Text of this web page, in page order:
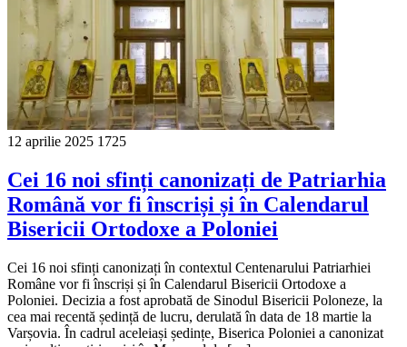
12 aprilie 2025 1725
Cei 16 noi sfinți canonizați de Patriarhia
Română vor fi înscriși și în Calendarul
Bisericii Ortodoxe a Poloniei
Cei 16 noi sfinți canonizați în contextul Centenarului Patriarhiei
Române vor fi înscriși și în Calendarul Bisericii Ortodoxe a
Poloniei. Decizia a fost aprobată de Sinodul Bisericii Poloneze, la
cea mai recentă ședință de lucru, derulată în data de 18 martie la
Varșovia. În cadrul aceleiași ședințe, Biserica Poloniei a canonizat